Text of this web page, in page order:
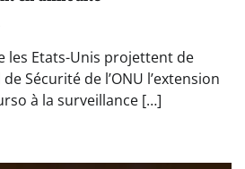
les Etats-Unis projettent de
Sécurité de l’ONU l’extension
à la surveillance […]